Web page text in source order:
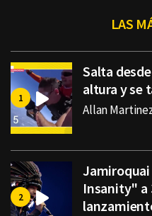
LAS
Salta
altura y se
Allan
Insanity" a